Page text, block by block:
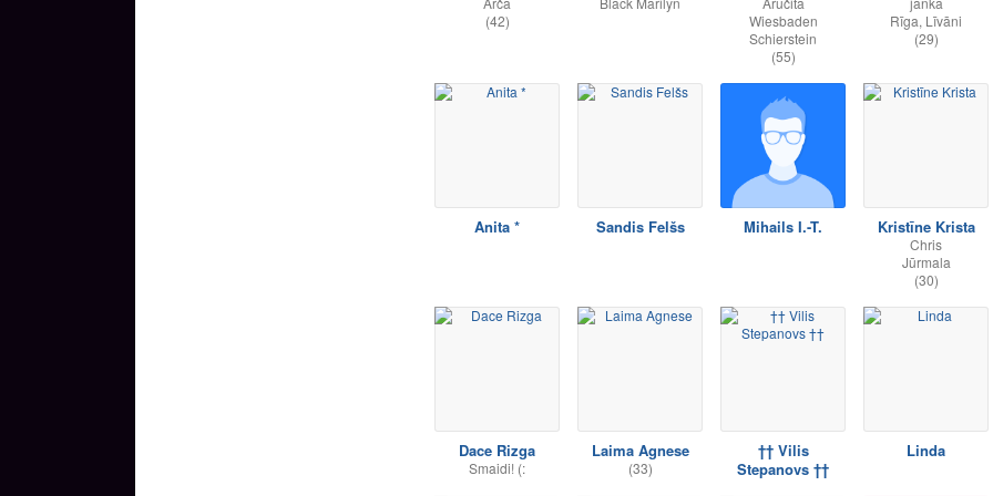
(42)
Wiesbaden
Schierstein
(55)
Rīga, Līvāni
(29)
Anita * Sandis Felšs Mihails I.-T. Kristīne Krista
Chris
Jūrmala
(30)
Dace Rizga
Smaidi! (:
Laima Agnese
(33)
†† Vilis
Stepanovs ††
Linda